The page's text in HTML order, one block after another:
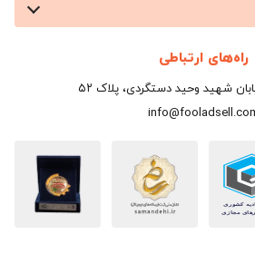
راه‌های ارتباطی
شهید وحید دستگردی، پلاک ۵۲